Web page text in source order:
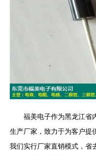
福美电子作为黑龙江省
生产厂家，致力于为客户提
我们实行厂家直销模式，省